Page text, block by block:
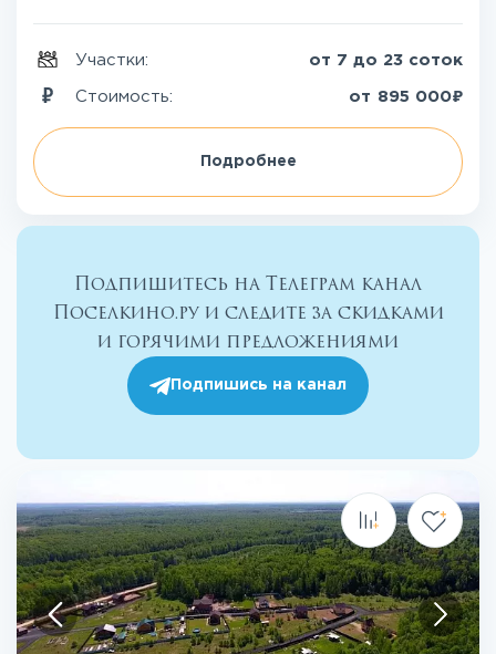
Участки: от 7 до 23 соток
Стоимость: от 895 000₽
Подробнее
Подпишитесь на Телеграм канал
Поселкино.ру и следите за скидками
и горячими предложениями
Подпишись на канал